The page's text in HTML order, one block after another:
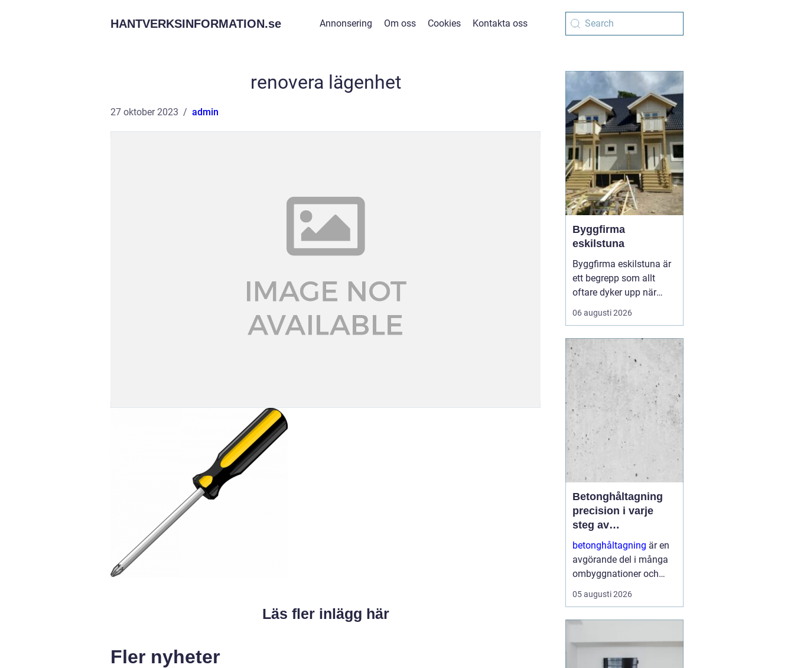
HANTVERKSINFORMATION.se Annonsering Om oss Cookies Kontakta oss
renovera lägenhet
27 oktober 2023 admin
Läs fler inlägg här
Fler nyheter
Byggfirma
eskilstuna
Byggfirma eskilstuna är
ett begrepp som allt
oftare dyker upp när
privatpersoner och
företag söker trygga
markarbeten i
mälardalen. En väl vald
entreprenör blir
skillnaden mellan ett
smidigt projekt med
hållbart resultat och en
p...
06 augusti 2026
Betonghåltagning
precision i varje
steg av
ombyggnaden
betonghåltagning är en
avgörande del i många
ombyggnationer och
installationer. När nya
rör, ventilation,
befintlig stomme krävs
hål och öppningar...
05 augusti 2026